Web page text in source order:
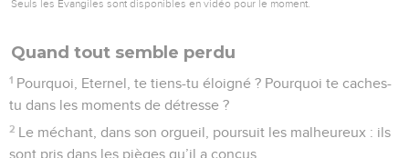
Seuls les Évangiles sont disponibles en vidéo pour le moment.
Quand tout semble perdu
1 Pourquoi, Eternel, te tiens-tu éloigné ? Pourquoi te caches-
tu dans les moments de détresse ?
2 Le méchant, dans son orgueil, poursuit les malheureux : ils
sont pris dans les pièges qu’il a conçus.